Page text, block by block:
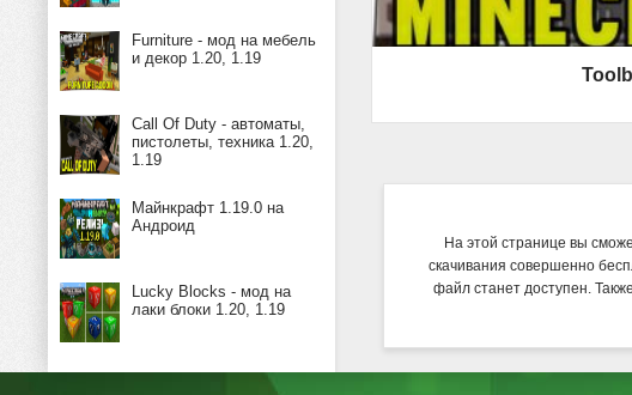
Furniture - мод на мебель
и декор 1.20, 1.19
Call Of Duty - автоматы,
пистолеты, техника 1.20,
1.19
Майнкрафт 1.19.0 на
Андроид
Lucky Blocks - мод на
лаки блоки 1.20, 1.19
На этой странице вы
скачивания совершенно
файл станет доступен.